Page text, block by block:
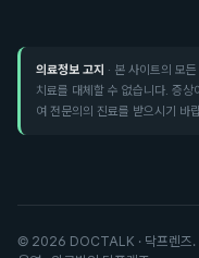
의료정보 고지 · 본 사이트의 모
치료를 대체할 수 없습니다. 증
여 전문의의 진료를 받으시기 바
© 2026 DOCTALK · 닥프렌